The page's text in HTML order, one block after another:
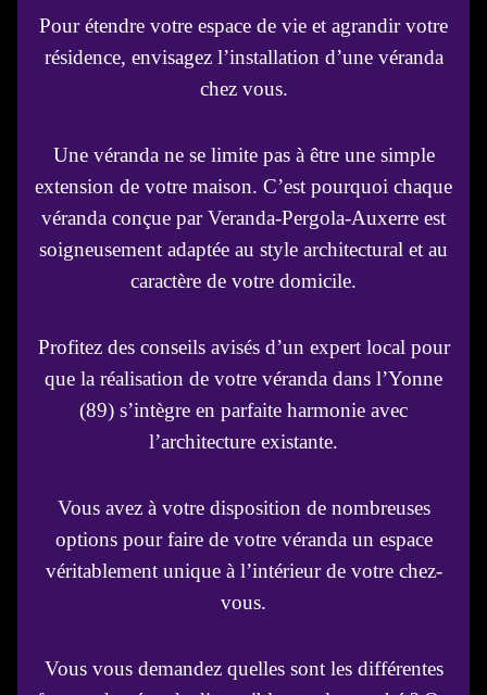
Pour étendre votre espace de vie et agrandir votre
résidence, envisagez l’installation d’une véranda
chez vous.
Une véranda ne se limite pas à être une simple
extension de votre maison. C’est pourquoi chaque
véranda conçue par Veranda-Pergola-Auxerre est
soigneusement adaptée au style architectural et au
caractère de votre domicile.
Profitez des conseils avisés d’un expert local pour
que la réalisation de votre véranda dans l’Yonne
(89) s’intègre en parfaite harmonie avec
l’architecture existante.
Vous avez à votre disposition de nombreuses
options pour faire de votre véranda un espace
véritablement unique à l’intérieur de votre chez-
vous.
Vous vous demandez quelles sont les différentes